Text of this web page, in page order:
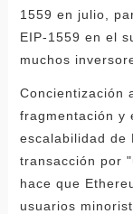
1559 en julio,
EIP-1559 en el
muchos
Concientización
fragmentación y
escalabilidad de
transacción por
hace que
usuarios